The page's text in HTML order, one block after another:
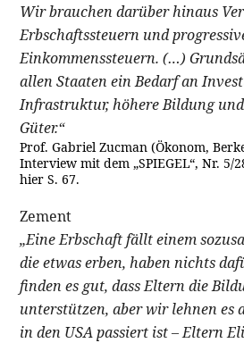
Wir brauchen darüber hinaus
Erbschaftssteuern und
Einkommenssteuern. (…)
allen Staaten ein Bedarf an
Infrastruktur, höhere Bildung
Güter.“
Prof. Gabriel Zucman (Ökonom,
Interview mit dem „SPIEGEL“, Nr. 5/
hier S. 67.
Zement
„Eine Erbschaft fällt einem
die etwas erben, haben nichts
finden es gut, dass Eltern die
unterstützen, aber wir lehnen es
in den USA passiert ist – Eltern